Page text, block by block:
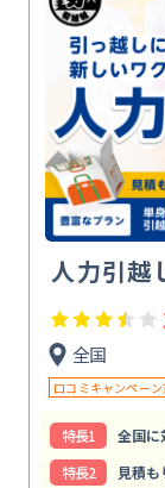
人力引越
全国
口コミキャンペーン
特⻑1
全国に
特⻑2
見積も